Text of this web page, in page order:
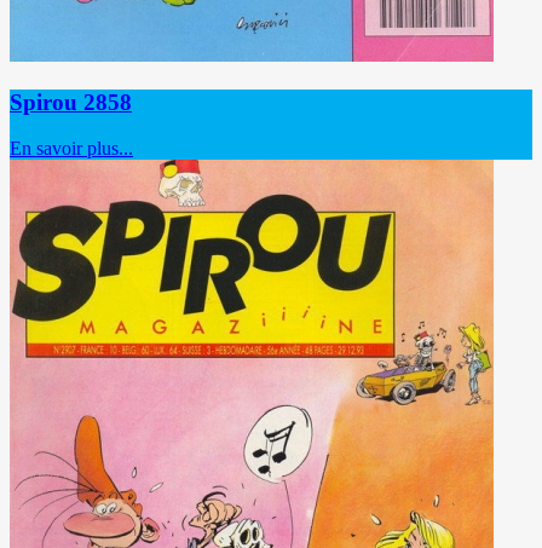
Spirou 2858
En savoir plus...